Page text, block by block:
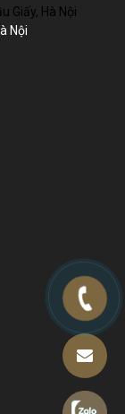
Giấy, Hà Nội
Nội